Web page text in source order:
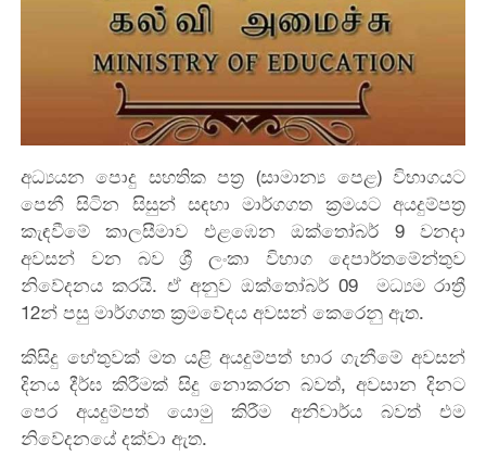
අධ්‍යයන පොදු සහතික පත්‍ර (සාමාන්‍ය පෙළ) විභාගයට
පෙනී සිටින සිසුන් සඳහා මාර්ගගත ක්‍රමයට අයදුම්පත්‍ර
කැඳවීමේ කාලසීමාව එළඹෙන ඔක්තෝබර් 9 වනදා
අවසන් වන බව ශ්‍රී ලංකා විභාග දෙපාර්තමේන්තුව
නිවේදනය කරයි. ඒ අනුව ඔක්තෝබර් 09 මධ්‍යම රාත්‍රී
12න් පසු මාර්ගගත ක්‍රමවේදය අවසන් කෙරෙනු ඇත.
කිසිදු හේතුවක් මත යළි අයදුම්පත් භාර ගැනීමේ අවසන්
දිනය දීර්ඝ කිරීමක් සිදු නොකරන බවත්, අවසාන දිනට
පෙර අයදුම්පත් යොමු කිරීම අනිවාර්ය බවත් එම
නිවේදනයේ දක්වා ඇත.